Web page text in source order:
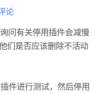
论
问有关停用插件会减慢
们是否应该删除不活动
件进行测试，然后停用